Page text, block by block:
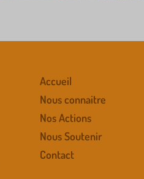
Accueil
Nous connaitre
Nos Actions
Nous Soutenir
Contact